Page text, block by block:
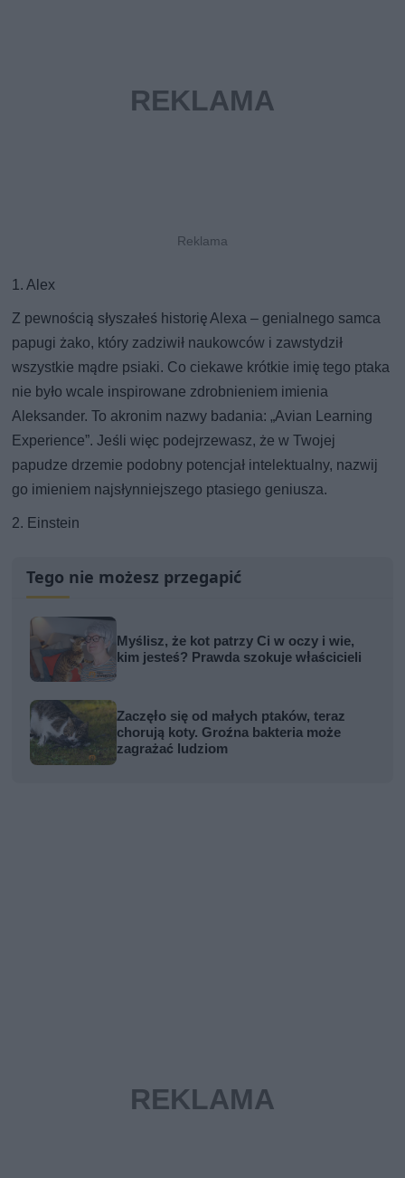
1. Alex
Z pewnością słyszałeś historię Alexa – genialnego samca
papugi żako, który zadziwił naukowców i zawstydził
wszystkie mądre psiaki. Co ciekawe krótkie imię tego ptaka
nie było wcale inspirowane zdrobnieniem imienia
Aleksander. To akronim nazwy badania: „Avian Learning
Experience”. Jeśli więc podejrzewasz, że w Twojej
papudze drzemie podobny potencjał intelektualny, nazwij
go imieniem najsłynniejszego ptasiego geniusza.
2. Einstein
Tego nie możesz przegapić
Myślisz, że kot patrzy Ci w oczy i wie,
kim jesteś? Prawda szokuje właścicieli
Zaczęło się od małych ptaków, teraz
chorują koty. Groźna bakteria może
zagrażać ludziom